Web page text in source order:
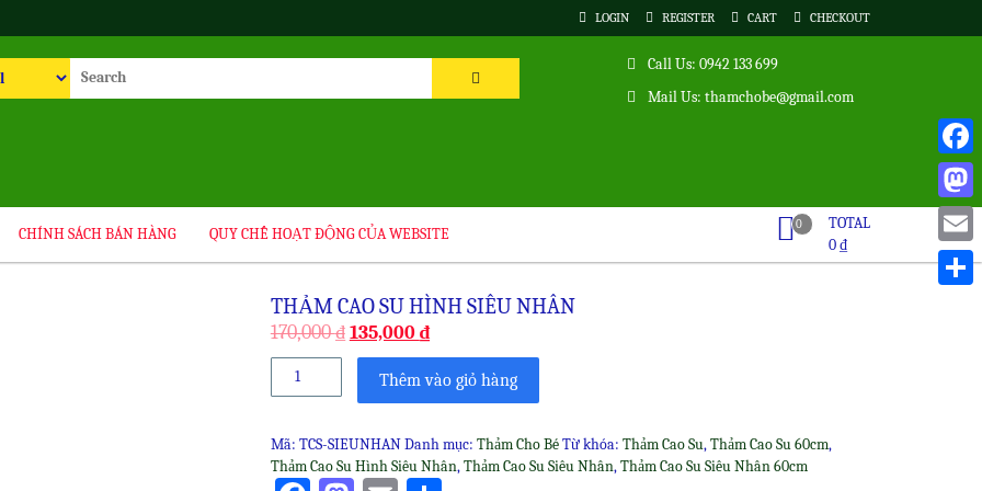
LOGIN REGISTER CART CHECKOUT
Call Us: 0942 133 699
Mail Us: thamchobe@gmail.com
0
TOTAL
0₫
CHÍNH SÁCH BÁN HÀNG QUY CHẾ HOẠT ĐỘNG CỦA WEBSITE
THẢM CAO SU HÌNH SIÊU NHÂN
170,000₫ 135,000 ₫
Thảm
Siêu
Nhân
Thêm vào giỏ hàng
Mã: TCS-SIEUNHANDanh mục: Thảm Cho BéTừ khóa: Thảm Cao Su,Thảm Cao Su 60cm,
Thảm Cao Su Hình Siêu Nhân,Thảm Cao Su Siêu Nhân,Thảm Cao Su Siêu Nhân 60cm
Email